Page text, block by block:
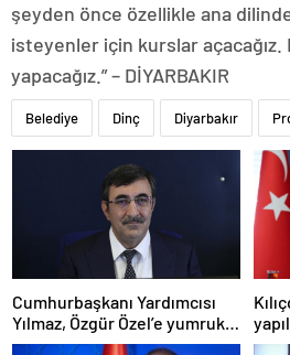
şeyden önce özellikle ana
isteyenler için kurslar açacağız.
yapacağız.” – DİYARBAKIR
Belediye Dinç Diyarbakır
Cumhurbaşkanı Yardımcısı
Yılmaz, Özgür Özel’e yumruklu
saldırıyı kınadı